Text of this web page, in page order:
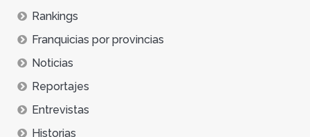
Rankings
Franquicias por provincias
Noticias
Reportajes
Entrevistas
Historias